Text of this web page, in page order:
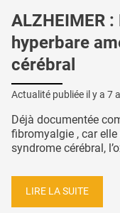
ALZHEIMER :
hyperbare
cérébral
Actualité publiée il y a 7
Déjà documentée
fibromyalgie , car
syndrome cérébral,
LIRE LA SUITE